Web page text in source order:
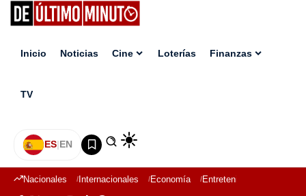
Inicio Noticias Cine Loterías Finanzas
TV
ES|EN
Nacionales Internacionales Economía Entretenimiento